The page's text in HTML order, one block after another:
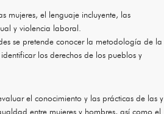
mujeres, el lenguaje incluyente, las
y violencia laboral.
se pretende conocer la metodología de la
los derechos de los pueblos y
el conocimiento y las prácticas de las y